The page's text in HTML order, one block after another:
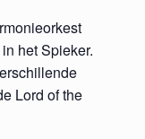
het Spieker.
Lord of the